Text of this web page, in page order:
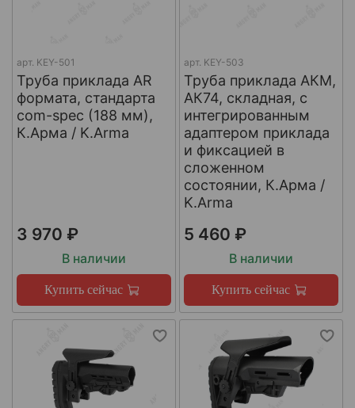
арт. KEY-501
Труба приклада AR
формата, стандарта
com-spec (188 мм),
К.Арма / K.Arma
3 970 ₽
В наличии
Купить сейчас
арт. KEY-503
Труба приклада АКМ,
АК74, складная, с
интегрированным
адаптером приклада
и фиксацией в
сложенном
состоянии, К.Арма /
K.Arma
5 460 ₽
В наличии
Купить сейчас